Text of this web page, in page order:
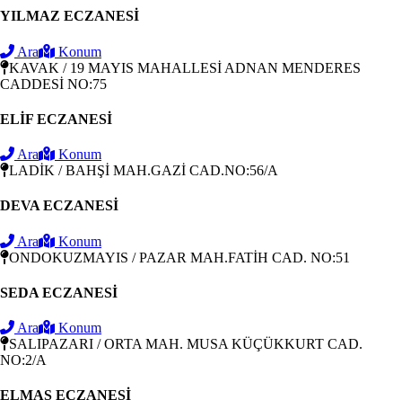
YILMAZ ECZANESİ
Ara
Konum
KAVAK / 19 MAYIS MAHALLESİ ADNAN MENDERES
CADDESİ NO:75
ELİF ECZANESİ
Ara
Konum
LADİK / BAHŞİ MAH.GAZİ CAD.NO:56/A
DEVA ECZANESİ
Ara
Konum
ONDOKUZMAYIS / PAZAR MAH.FATİH CAD. NO:51
SEDA ECZANESİ
Ara
Konum
SALIPAZARI / ORTA MAH. MUSA KÜÇÜKKURT CAD.
NO:2/A
ELMAS ECZANESİ